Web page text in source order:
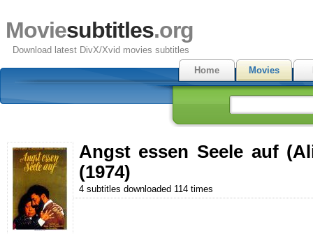
Moviesubtitles.org
Download latest DivX/Xvid movies subtitles
Home
Movies
Angst essen Seele auf
(1974)
4 subtitles downloaded 114 times